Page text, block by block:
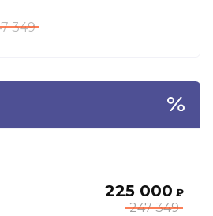
349
247 349
225 000 ₽